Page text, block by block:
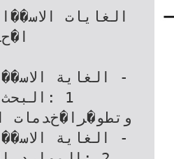
‫اﻟﻐﺎﻳﺎت
:
وﺗﻄﻮ�ﺮا�خﺪﻣﺎت